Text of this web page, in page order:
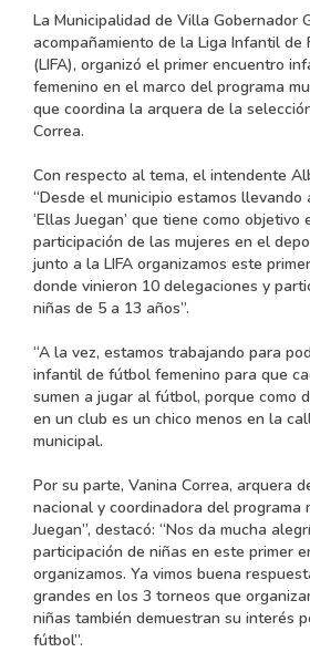
La Municipalidad de Villa Gobernador
acompañamiento de la Liga Infantil de
(LIFA), organizó el primer encuentro
femenino en el marco del programa
que coordina la arquera de la
Correa.
Con respecto al tema, el intendente
“Desde el municipio estamos
‘Ellas Juegan’ que tiene como objetivo
participación de las mujeres en el
junto a la LIFA organizamos este
donde vinieron 10 delegaciones y
niñas de 5 a 13 años”.
“A la vez, estamos trabajando para
infantil de fútbol femenino para que
sumen a jugar al fútbol, porque como
en un club es un chico menos en la
municipal.
Por su parte, Vanina Correa, arquera
nacional y coordinadora del programa
Juegan”, destacó: “Nos da mucha
participación de niñas en este primer
organizamos. Ya vimos buena
grandes en los 3 torneos que
niñas también demuestran su interés
fútbol”.